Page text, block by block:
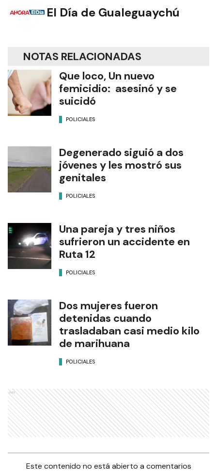
El Día de Gualeguaychú
NOTAS RELACIONADAS
Que loco, Un nuevo
femicidio: asesinó y se
suicidó
POLICIALES
Degenerado siguió a dos
jóvenes y les mostró sus
genitales
POLICIALES
Una pareja y tres niños
sufrieron un accidente en
Ruta 12
POLICIALES
Dos mujeres fueron
detenidas cuando
trasladaban casi medio kilo
de marihuana
POLICIALES
Ads
Este contenido no está abierto a comentarios